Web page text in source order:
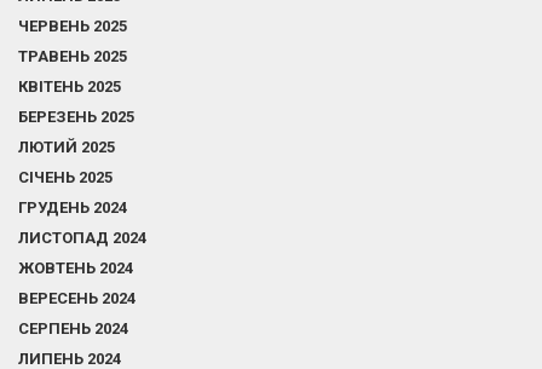
ЧЕРВЕНЬ 2025
ТРАВЕНЬ 2025
КВІТЕНЬ 2025
БЕРЕЗЕНЬ 2025
ЛЮТИЙ 2025
СІЧЕНЬ 2025
ГРУДЕНЬ 2024
ЛИСТОПАД 2024
ЖОВТЕНЬ 2024
ВЕРЕСЕНЬ 2024
СЕРПЕНЬ 2024
ЛИПЕНЬ 2024